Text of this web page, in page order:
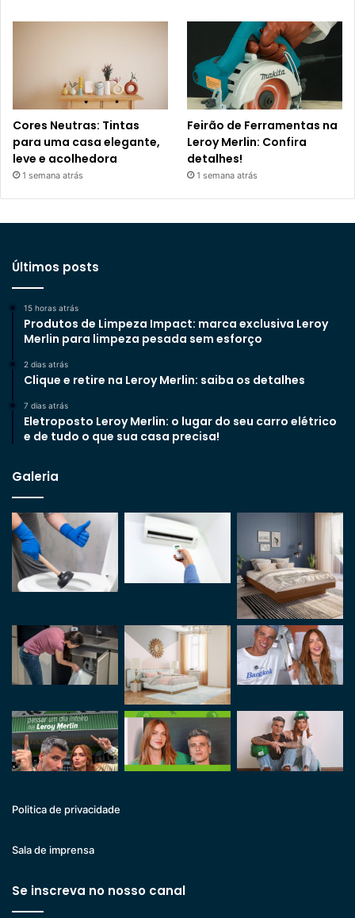
Cores Neutras: Tintas
para uma casa elegante,
leve e acolhedora
1 semana atrás
Feirão de Ferramentas na
Leroy Merlin: Confira
detalhes!
1 semana atrás
Últimos posts
15 horas atrás
Produtos de Limpeza Impact: marca exclusiva Leroy
Merlin para limpeza pesada sem esforço
2 dias atrás
Clique e retire na Leroy Merlin: saiba os detalhes
7 dias atrás
Eletroposto Leroy Merlin: o lugar do seu carro elétrico
e de tudo o que sua casa precisa!
Galeria
Politica de privacidade
Sala de imprensa
Se inscreva no nosso canal